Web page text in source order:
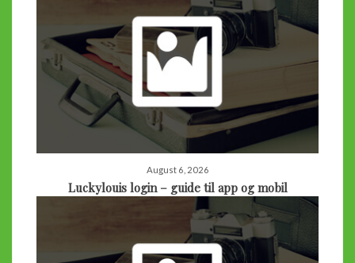
August 6, 2026
Luckylouis login – guide til app og mobil